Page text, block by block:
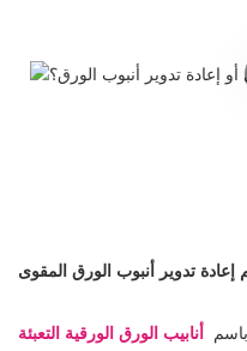
إعادة تدوير أنبوب الورق المقوى
أنابيب الورق الورقية التعبئة